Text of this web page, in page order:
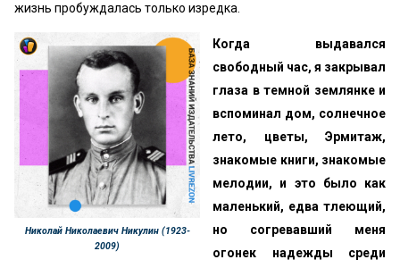
жизнь пробуждалась только изредка.
Николай Николаевич Никулин (1923-
2009)
Когда выдавался
свободный час, я закрывал
глаза в темной землянке и
вспоминал дом, солнечное
лето, цветы, Эрмитаж,
знакомые книги, знакомые
мелодии, и это было как
маленький, едва тлеющий,
но согревавший меня
огонек надежды среди